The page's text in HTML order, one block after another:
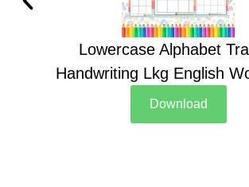
Lowercase Alphabet
Handwriting Lkg English
Download